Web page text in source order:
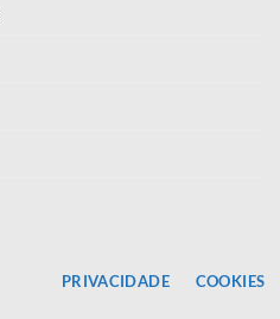
PRIVACIDADE COOKIES